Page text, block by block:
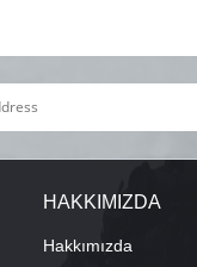
HAKKIMIZDA
Hakkımızda